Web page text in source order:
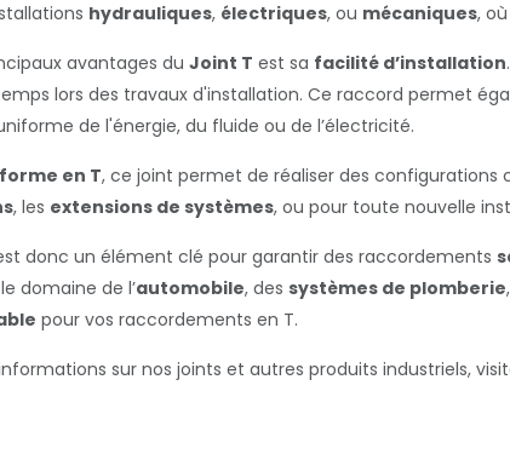
hydrauliques, électriques, ou mécaniques,
avantages du Joint T est sa facilité d’installation
lors des travaux d'installation. Ce raccord permet
de l'énergie, du fluide ou de l’électricité.
forme en T, ce joint permet de réaliser des
, les extensions de systèmes, ou pour toute nouvelle
donc un élément clé pour garantir des raccordements
domaine de l’automobile, des systèmes de plomberie
pour vos raccordements en T.
sur nos joints et autres produits industriels,